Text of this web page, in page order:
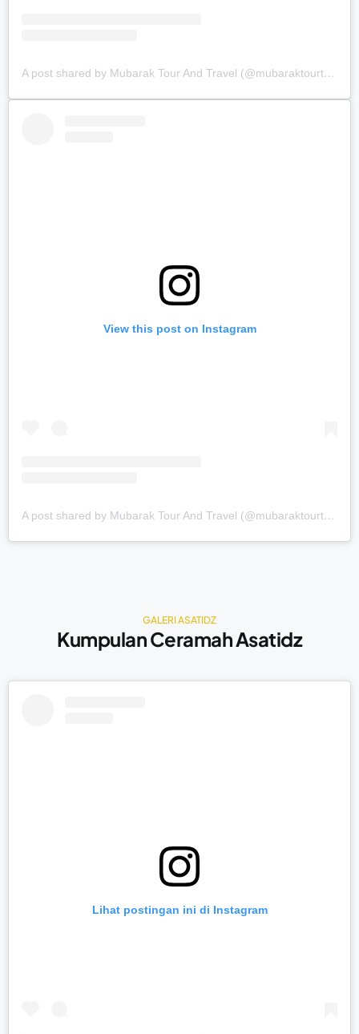
A post shared by Mubarak Tour And Travel (@mubaraktourtravel.id)
View this post on Instagram
A post shared by Mubarak Tour And Travel (@mubaraktourtravel.id)
GALERI ASATIDZ
Kumpulan Ceramah Asatidz
Lihat postingan ini di Instagram